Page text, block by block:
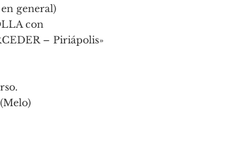
general)
con
– Piriápolis»